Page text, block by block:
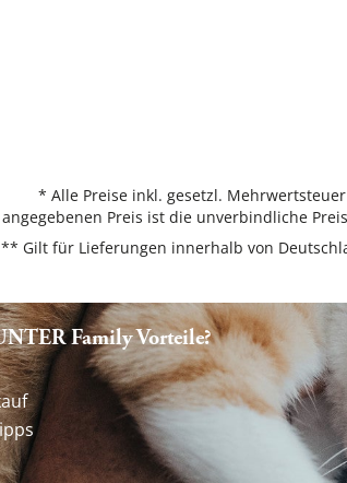
* Alle Preise inkl. gesetzl.
angegebenen Preis ist die unverbindliche
** Gilt für Lieferungen innerhalb von
Family Vorteile?